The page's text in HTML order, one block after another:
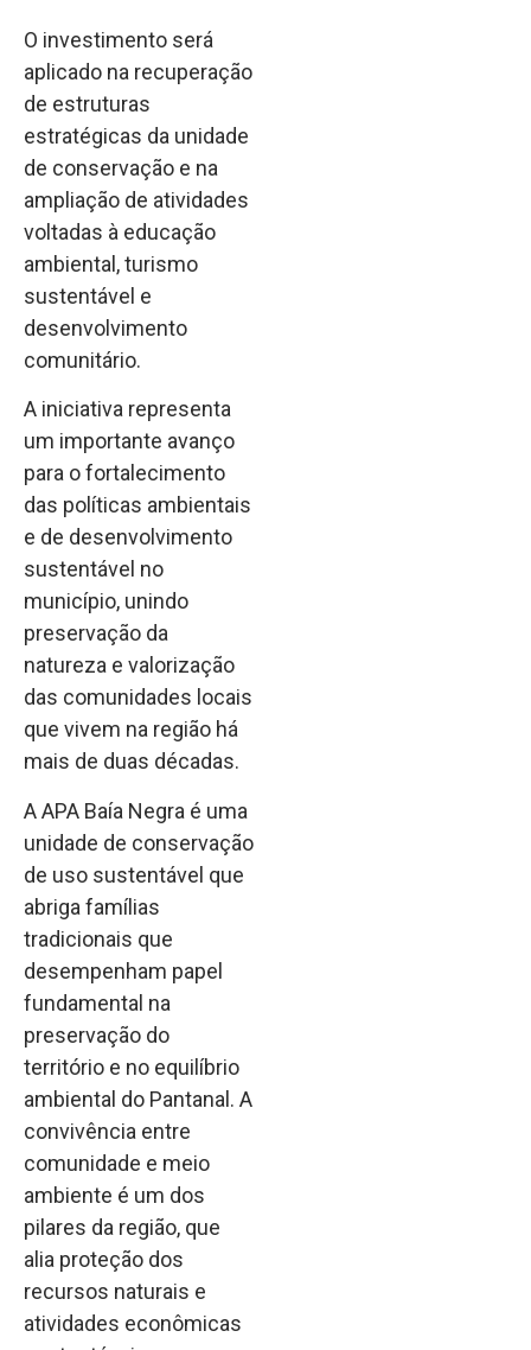
O investimento será
aplicado na recuperação
de estruturas
estratégicas da unidade
de conservação e na
ampliação de atividades
voltadas à educação
ambiental, turismo
sustentável e
desenvolvimento
comunitário.
A iniciativa representa
um importante avanço
para o fortalecimento
das políticas ambientais
e de desenvolvimento
sustentável no
município, unindo
preservação da
natureza e valorização
das comunidades locais
que vivem na região há
mais de duas décadas.
A APA Baía Negra é uma
unidade de conservação
de uso sustentável que
abriga famílias
tradicionais que
desempenham papel
fundamental na
preservação do
território e no equilíbrio
ambiental do Pantanal. A
convivência entre
comunidade e meio
ambiente é um dos
pilares da região, que
alia proteção dos
recursos naturais e
atividades econômicas